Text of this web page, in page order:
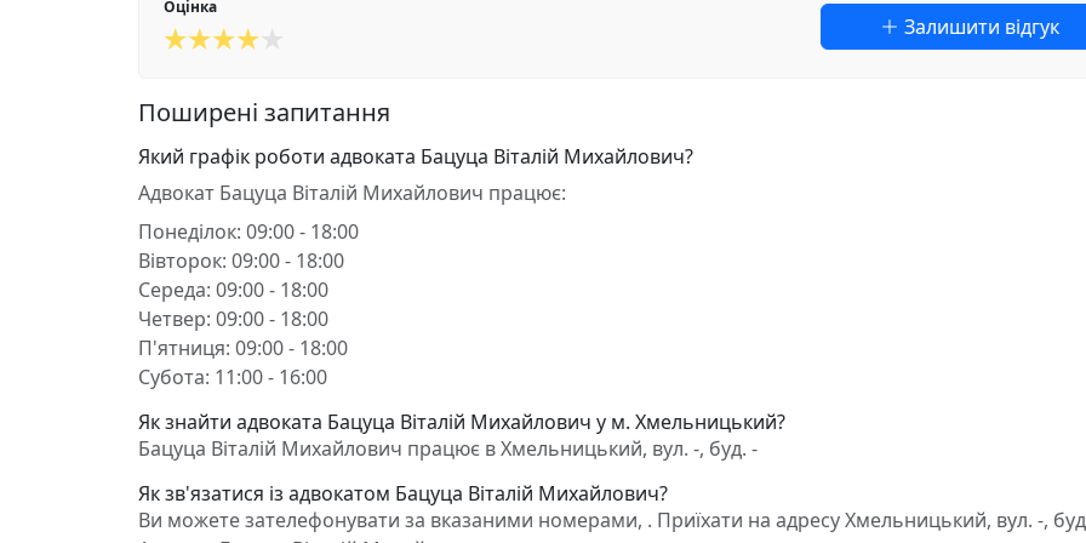
Оцінка
Залишити відгук
Поширені запитання
Який графік роботи адвоката Бацуца Віталій Михайлович?
Адвокат Бацуца Віталій Михайлович працює:
Понеділок: 09:00 - 18:00
Вівторок: 09:00 - 18:00
Середа: 09:00 - 18:00
Четвер: 09:00 - 18:00
П'ятниця: 09:00 - 18:00
Субота: 11:00 - 16:00
Як знайти адвоката Бацуца Віталій Михайлович у м. Хмельницький?
Бацуца Віталій Михайлович працює в Хмельницький, вул. -, буд. -
Як зв'язатися із адвокатом Бацуца Віталій Михайлович?
Ви можете зателефонувати за вказаними номерами, . Приїхати на адресу Хмельницький, вул. -,